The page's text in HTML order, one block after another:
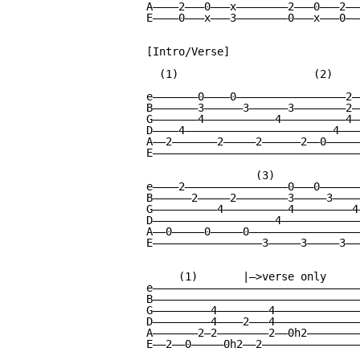
[Intro/Verse]
  (1)                     (2)
                 (3)
     (1)       |—>verse only